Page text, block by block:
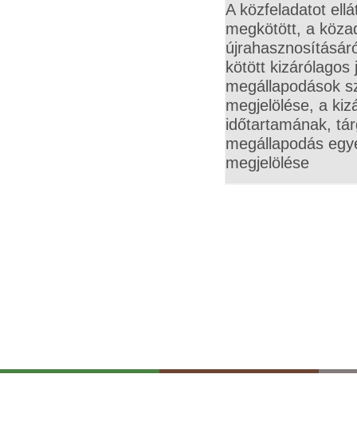
A közfeladatot
megkötött, a
kötött kizárólagos
megállapodások
megjelölése, a
időtartamának,
megállapodás
megjelölése